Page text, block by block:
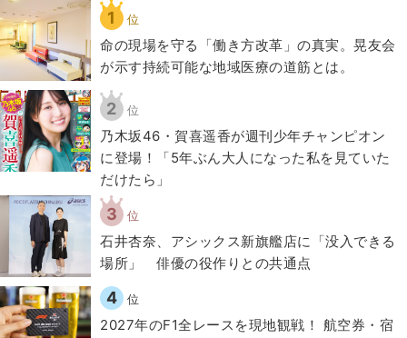
1 位
​命の現場を守る「働き方改革」の真実。晃友会
が示す持続可能な地域医療の道筋とは。
2 位
乃木坂46・賀喜遥香が週刊少年チャンピオン
に登場！「5年ぶん大人になった私を見ていた
だけたら」
3 位
石井杏奈、アシックス新旗艦店に「没入できる
場所」 俳優の役作りとの共通点
4 位
2027年のF1全レースを現地観戦！ 航空券・宿